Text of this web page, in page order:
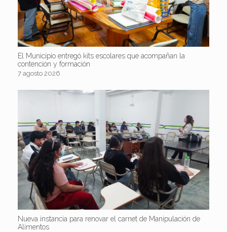
El Municipio entregó kits escolares que acompañan la
contención y formación
7 agosto 2026
Nueva instancia para renovar el carnet de Manipulación de
Alimentos